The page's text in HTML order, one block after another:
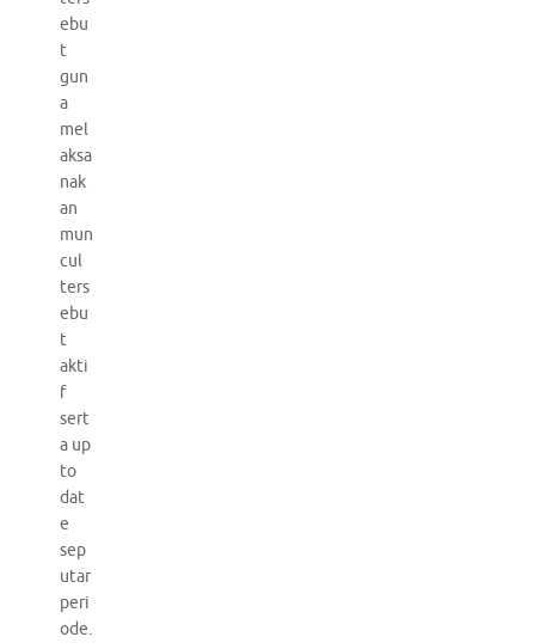
ebu
t
gun
a
mel
aksa
nak
an
mun
cul
ters
ebu
t
akti
f
sert
a up
to
dat
e
sep
utar
peri
ode.